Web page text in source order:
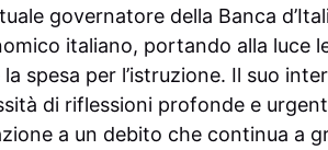
governatore della Banca
italiano, portando alla luce
spesa per l’istruzione. Il suo
di riflessioni profonde e
a un debito che continua a